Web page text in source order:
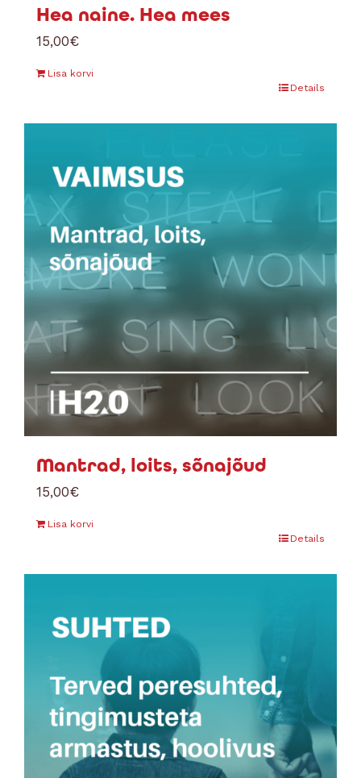
Hea naine. Hea mees
15,00€
Lisa korvi
Details
Mantrad, loits, sõnajõud
15,00€
Lisa korvi
Details